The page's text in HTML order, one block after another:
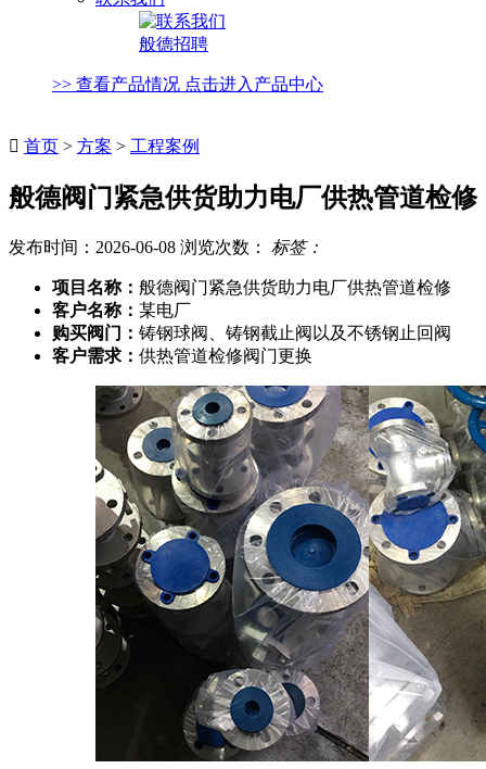
般德招聘
>> 查看产品情况 点击进入产品中心
 首页 > 方案 > 工程案例
般德阀门紧急供货助力电厂供热管道检修
发布时间：2026-06-08 浏览次数： 标签：
项目名称： 般德阀门紧急供货助力电厂供热管道检修
客户名称： 某电厂
购买阀门： 铸钢球阀、铸钢截止阀以及不锈钢止回阀
客户需求： 供热管道检修阀门更换